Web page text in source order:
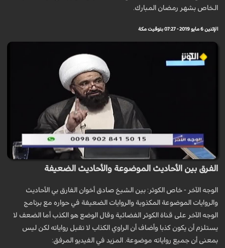
الخاص بشهر رمضان المبارك.
الإثنين 6 مايو 2019 - 07:27 بتوقيت مكة
الفرق بين الأحاديث الموضوعة والأحاديث الضعيفة
الوجه الآخر - خاص الكوثر: بين الشيخ صادق أخوان الفارق بي الأحاديث
والروايات الموضوعة المكذوبة والروايات الضعيفة في حواره مع برنامج
الوجه الآخر على قناة الكوثر الفضائية وقال الوضع هو الكذب أما الضعف لا
يستلزم أن يكون كذبا وأضاف أن الراوي الكذاب لا تقبل رواياته لكن ليس
بمعنى أن جميع رواياته موضوعة. المزيد في الفيديو المرفق: